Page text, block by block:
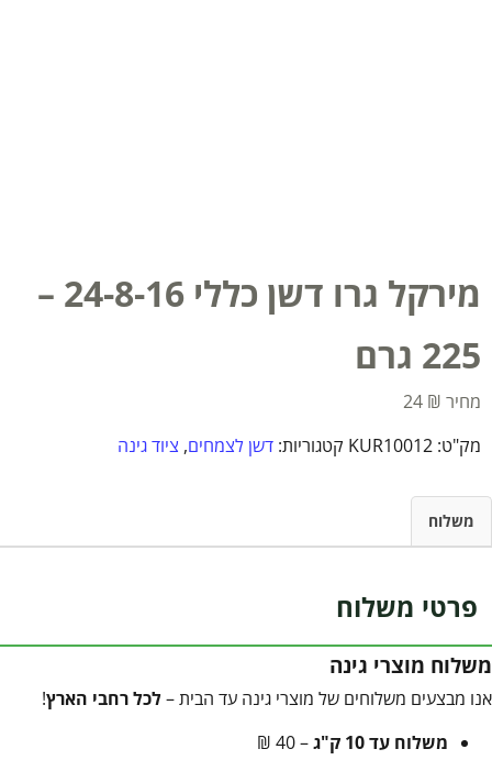
מירקל גרו דשן כללי 24-8-16 –
225 גרם
24 ₪
מק"ט: KUR10012 קטגוריות: דשן לצמחים, ציוד גינה
משלוח
פרטי משלוח
משלוח מוצרי גינה
אנו מבצעים משלוחים של מוצרי גינה עד הבית –לכל רחבי הארץ!
משלוח עד 10 ק"ג
– 40 ₪